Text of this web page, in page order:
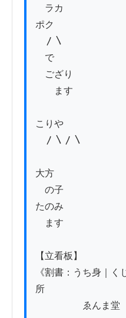
ラカ
ポク
〳〵
で
ござり
ます
こりや
〳〵〳〵
大方
の子
たのみ
ます
【立看板】
《割書：うち身｜く
所
ゑんま堂